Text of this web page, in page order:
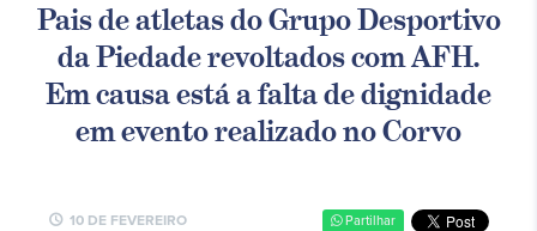
Pais de atletas do Grupo Desportivo
da Piedade revoltados com AFH.
Em causa está a falta de dignidade
em evento realizado no Corvo
schedule 10 DE FEVEREIRO Partilhar